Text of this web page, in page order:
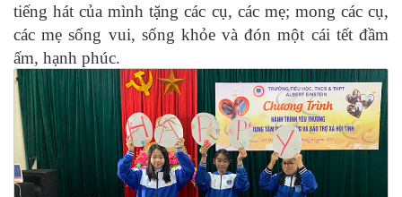
tiếng hát của mình tặng các cụ, các mẹ; mong các cụ,
các mẹ sống vui, sống khỏe và đón một cái tết đầm
ấm, hạnh phúc.